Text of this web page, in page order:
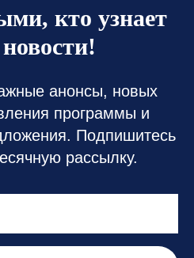
кто узнает
анонсы, новых
программы и
Подпишитесь
рассылку.